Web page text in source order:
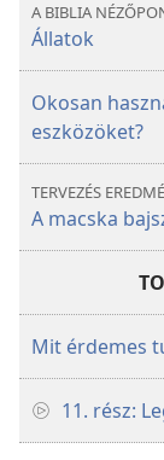
A BIBLIA
Állatok
Okosan
eszközöket?
TERVEZÉS
A macska
Mit érdemes
11. rész: